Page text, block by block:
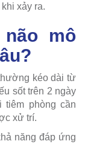
xảy ra.
mô
kéo dài từ
sốt trên 2 ngày
phòng cần
xử trí.
năng đáp ứng